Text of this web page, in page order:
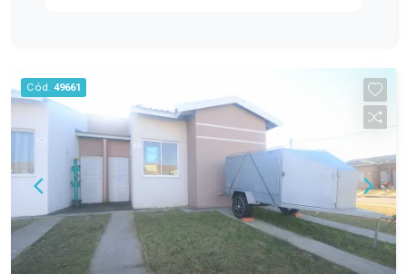
infraestrutura completa, segurança e áreas de
lazer para toda a família. Ideal para quem deseja
viver com tranquilidade, conforto e ainda reduzir
custos no dia a dia. Entre em contato e agende
sua visita!
Cód. 49661